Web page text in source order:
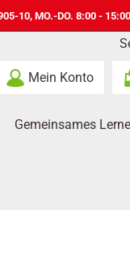
10, MO.-DO. 8:00 -
Mein Konto
Gemeinsames